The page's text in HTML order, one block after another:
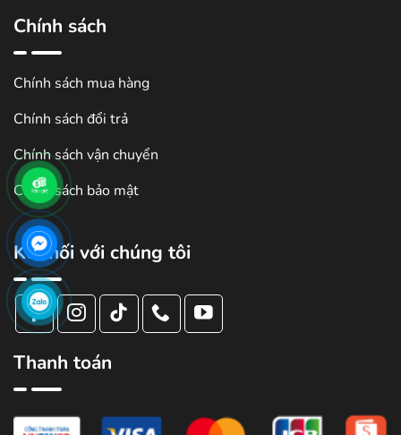
Chính sách
Chính sách mua hàng
Chính sách đổi trả
Chính sách vận chuyển
Chính sách bảo mật
Kết nối với chúng tôi
Thanh toán